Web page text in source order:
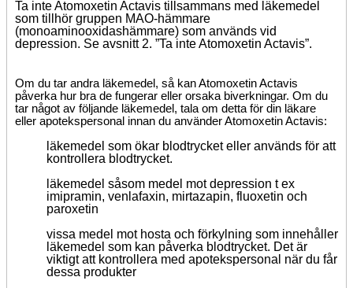
Ta inte Atomoxetin Actavis tillsammans med läkemedel
som tillhör gruppen MAO-hämmare
(monoaminooxidashämmare) som används vid
depression. Se avsnitt 2. ”Ta inte Atomoxetin Actavis”.
Om du tar andra läkemedel, så kan Atomoxetin Actavis
påverka hur bra de fungerar eller orsaka biverkningar. Om du
tar något av följande läkemedel, tala om detta för din läkare
eller apotekspersonal innan du använder Atomoxetin Actavis:
läkemedel som ökar blodtrycket eller används för att
kontrollera blodtrycket.
läkemedel såsom medel mot depression t ex
imipramin, venlafaxin, mirtazapin, fluoxetin och
paroxetin
vissa medel mot hosta och förkylning som innehåller
läkemedel som kan påverka blodtrycket. Det är
viktigt att kontrollera med apotekspersonal när du får
dessa produkter